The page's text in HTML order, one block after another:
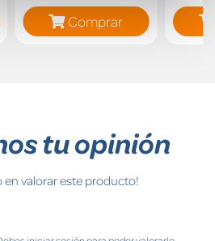
Comprar
tu opinión
en valorar este producto!